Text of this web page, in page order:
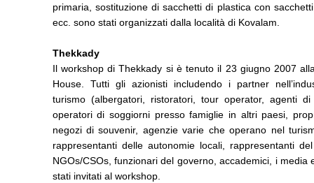
primaria, sostituzione di sacchetti di plastica con
ecc. sono stati organizzati dalla località di Kovalam.
Thekkady
Il workshop di Thekkady si è tenuto il 23 giugno 2007
House. Tutti gli azionisti includendo i partner
turismo (albergatori, ristoratori, tour operator, agenti di
operatori di soggiorni presso famiglie in altri paesi,
negozi di souvenir, agenzie varie che operano nel
rappresentanti delle autonomie locali, rappresentanti
NGOs/CSOs, funzionari del governo, accademici, i media
stati invitati al workshop.